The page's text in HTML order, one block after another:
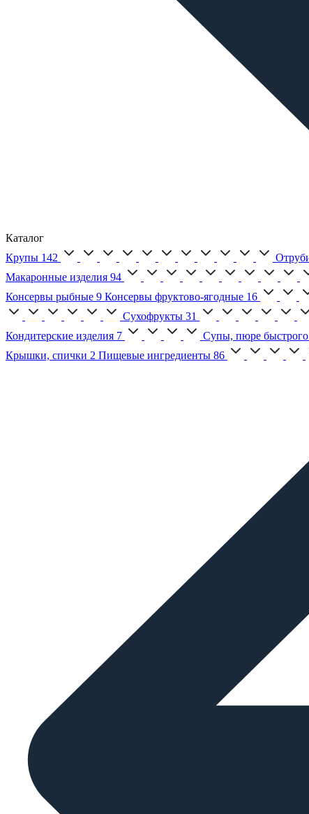
Каталог
Крупы 142
Макаронные изделия 94
Консервы рыбные 9 Консервы фруктово-ягодные 16
Сухофрукты 31
Кондитерские изделия 7 Супы, пюре быстрого
Крышки, спички 2 Пищевые ингредиенты 86